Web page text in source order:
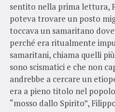
sentito nella prima lettura,
poteva trovare un posto
toccava un samaritano
perché era ritualmente
samaritani, chiama quelli
sono scismatici e che non
andrebbe a cercare un
era a pieno titolo nel
“mosso dallo Spirito”,